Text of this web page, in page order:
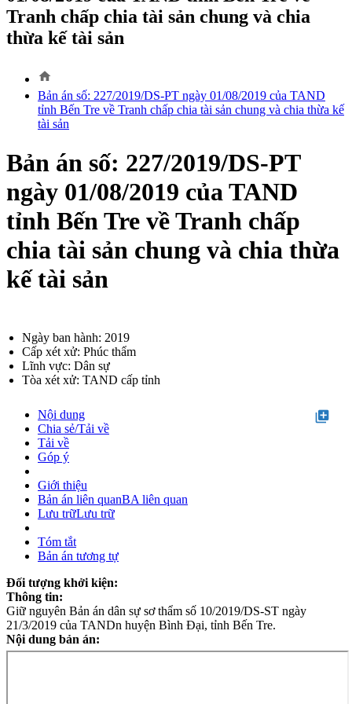
Tranh chấp chia tài sản chung và chia
thừa kế tài sản
home
Bản án số: 227/2019/DS-PT ngày 01/08/2019 của TAND
tỉnh Bến Tre về Tranh chấp chia tài sản chung và chia thừa kế
tài sản
Bản án số: 227/2019/DS-PT
ngày 01/08/2019 của TAND
tỉnh Bến Tre về Tranh chấp
chia tài sản chung và chia thừa
kế tài sản
Ngày ban hành: 2019
Cấp xét xử: Phúc thẩm
Lĩnh vực: Dân sự
Tòa xét xử: TAND cấp tỉnh
library_add
Nội dung
Chia sẻ/Tải về
Tải về
Góp ý
Giới thiệu
Bản án liên quanBA liên quan
Lưu trữLưu trữ
Tóm tắt
Bản án tương tự
Đối tượng khởi kiện:
Thông tin:
Giữ nguyên Bản án dân sự sơ thẩm số 10/2019/DS-ST ngày
21/3/2019 của TANDn huyện Bình Đại, tỉnh Bến Tre.
Nội dung bản án: